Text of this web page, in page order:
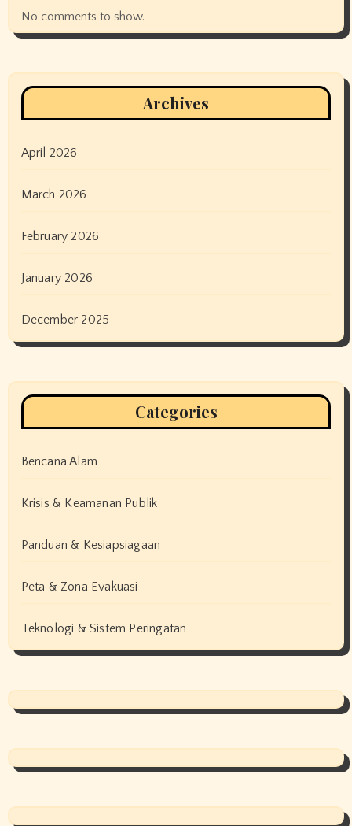
No comments to show.
Archives
April 2026
March 2026
February 2026
January 2026
December 2025
Categories
Bencana Alam
Krisis & Keamanan Publik
Panduan & Kesiapsiagaan
Peta & Zona Evakuasi
Teknologi & Sistem Peringatan